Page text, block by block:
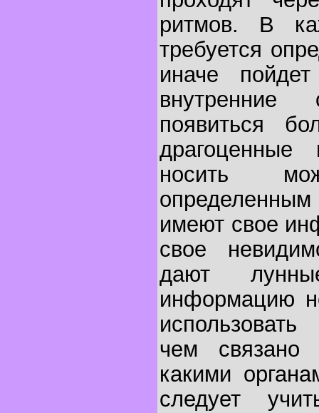
ритмов. В
требуется
иначе
появиться
драгоценные
носить
имеют свое
свое
дают
информацию
чем связано
какими
следует